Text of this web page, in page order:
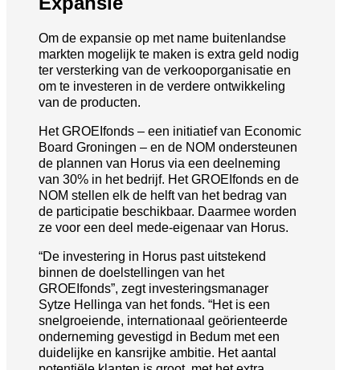
Om de expansie op met name buitenlandse
markten mogelijk te maken is extra geld nodig
ter versterking van de verkooporganisatie en
om te investeren in de verdere ontwikkeling
van de producten.
Het GROEIfonds – een initiatief van Economic
Board Groningen – en de NOM ondersteunen
de plannen van Horus via een deelneming
van 30% in het bedrijf. Het GROEIfonds en de
NOM stellen elk de helft van het bedrag van
de participatie beschikbaar. Daarmee worden
ze voor een deel mede-eigenaar van Horus.
“De investering in Horus past uitstekend
binnen de doelstellingen van het
GROEIfonds”, zegt investeringsmanager
Sytze Hellinga van het fonds. “Het is een
snelgroeiende, internationaal geörienteerde
onderneming gevestigd in Bedum met een
duidelijke en kansrijke ambitie. Het aantal